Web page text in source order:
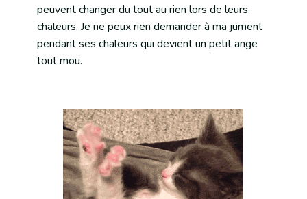
peuvent changer du tout au rien lors de leurs
chaleurs. Je ne peux rien demander à ma jument
pendant ses chaleurs qui devient un petit ange
tout mou.